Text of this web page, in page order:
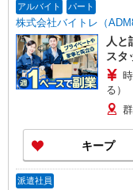
アルバイト パート
株式会社バイトレ（
人と
スタ
る）
キープ
派遣社員